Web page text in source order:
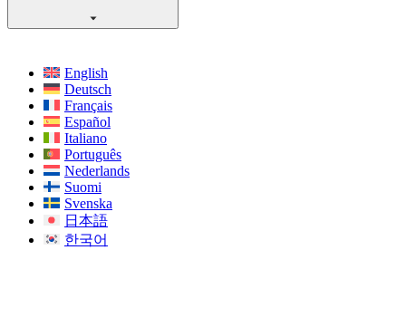
English
Deutsch
Français
Español
Italiano
Português
Nederlands
Suomi
Svenska
日本語
한국어